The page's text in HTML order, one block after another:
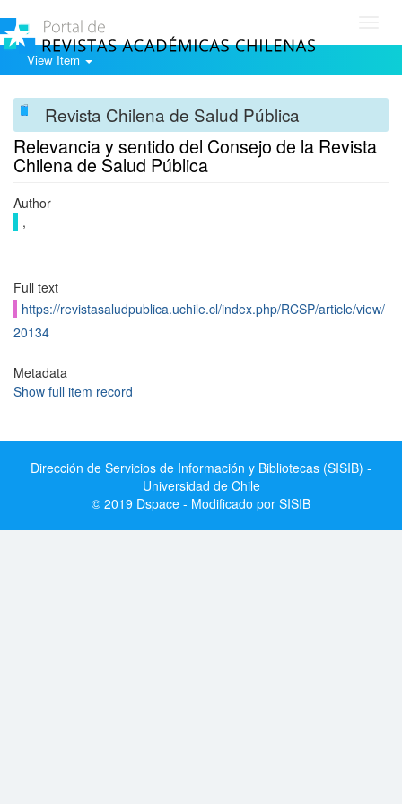
View Item
Revista Chilena de Salud Pública
Relevancia y sentido del Consejo de la Revista
Chilena de Salud Pública
Author
,
Full text
https://revistasaludpublica.uchile.cl/index.php/RCSP/article/view/
20134
Metadata
Show full item record
Dirección de Servicios de Información y Bibliotecas (SISIB) -
Universidad de Chile
© 2019 Dspace - Modificado por SISIB